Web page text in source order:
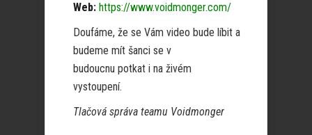
Web: https://www.voidmonger.com/
Doufáme, že se Vám video bude líbit a
budeme mít šanci se v
budoucnu potkat i na živém
vystoupení.
Tlačová správa teamu Voidmonger